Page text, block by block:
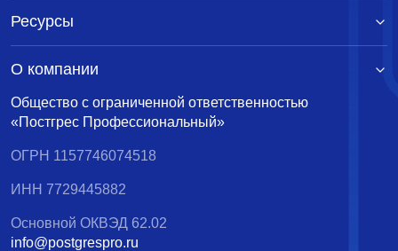
Общество с ограниченной ответственностью
«Постгрес Профессиональный»
ОГРН 1157746074518
ИНН 7729445882
Основной ОКВЭД 62.02
info@postgrespro.ru
Ресурсы
О компании